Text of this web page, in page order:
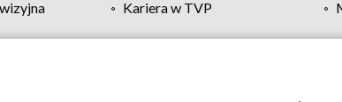
Kariera w TVP